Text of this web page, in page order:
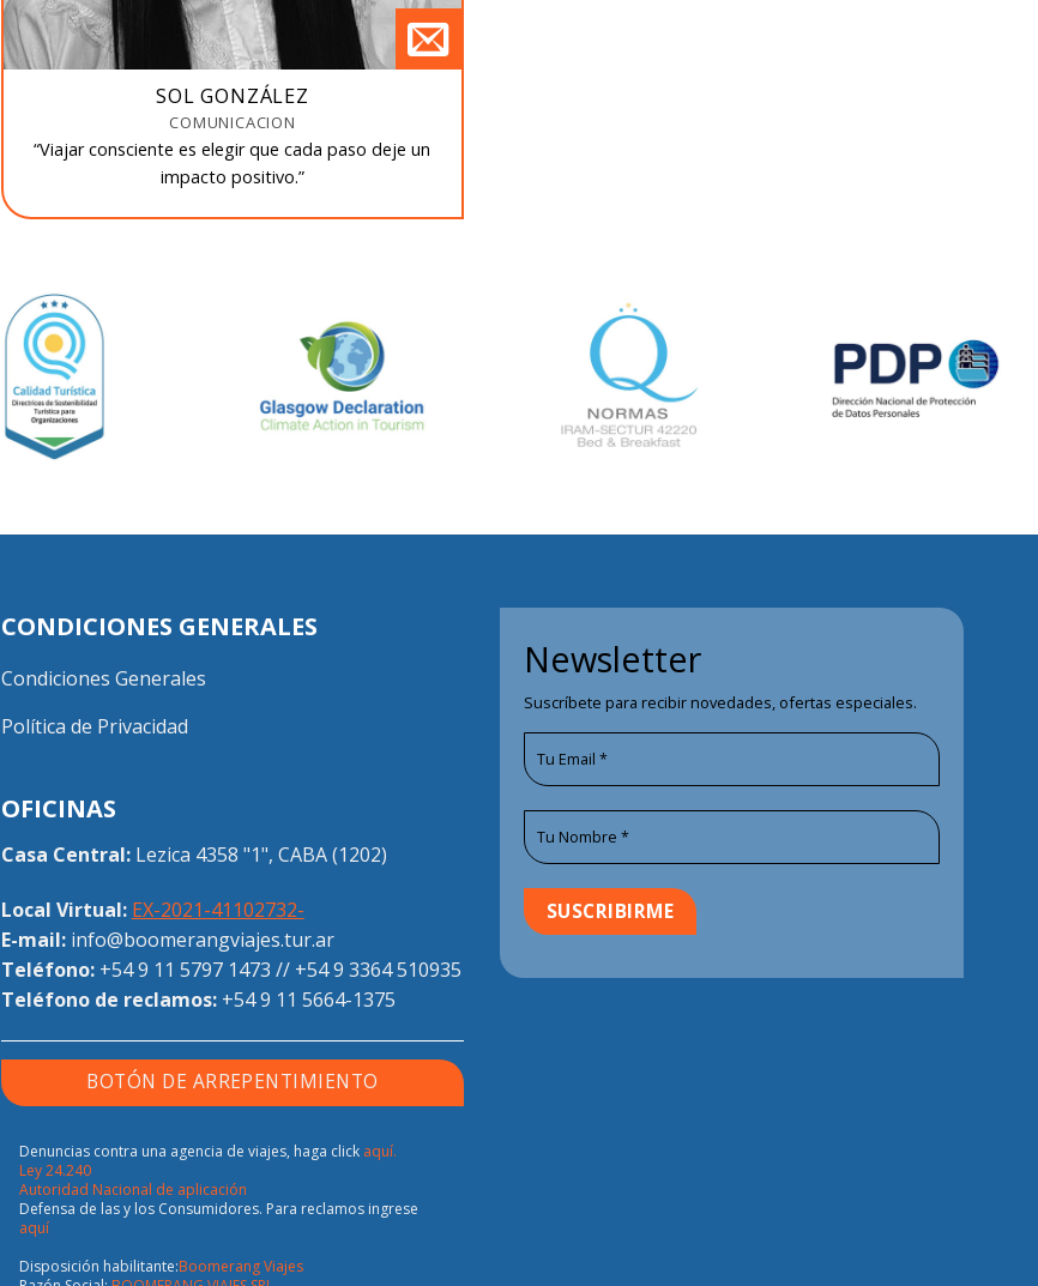
SOL GONZÁLEZ
COMUNICACION
“Viajar consciente es elegir que cada paso deje un
impacto positivo.”
CONDICIONES GENERALES
Condiciones Generales
Política de Privacidad
OFICINAS
Casa Central:Lezica 4358 "1", CABA (1202)
Local Virtual: EX-2021-41102732-
E-mail:info@boomerangviajes.tur.ar
Teléfono: +54 9 11 5797 1473 // +54 9 3364 510935
Teléfono de reclamos: +54 9 11 5664-1375
BOTÓN DE ARREPENTIMIENTO
Denuncias contra una agencia de viajes, haga click aquí.
Ley 24.240
Autoridad Nacional de aplicación
Defensa de las y los Consumidores. Para reclamos ingrese
aquí
Disposición habilitante:Boomerang Viajes
Newsletter
Suscríbete para recibir novedades, ofertas especiales.